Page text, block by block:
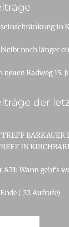
in
noch länger
neuen Radweg 15.
der
BARKAUER
IN
Wann geht's
( 22 Aufrufe)